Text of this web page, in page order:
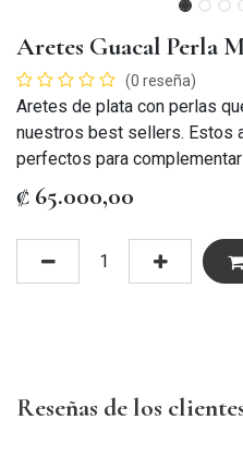
Aretes Guacal Perla
(0 reseña)
Aretes de plata con perlas
nuestros best sellers. Estos
perfectos para
₡ 65.000,00
Reseñas de los